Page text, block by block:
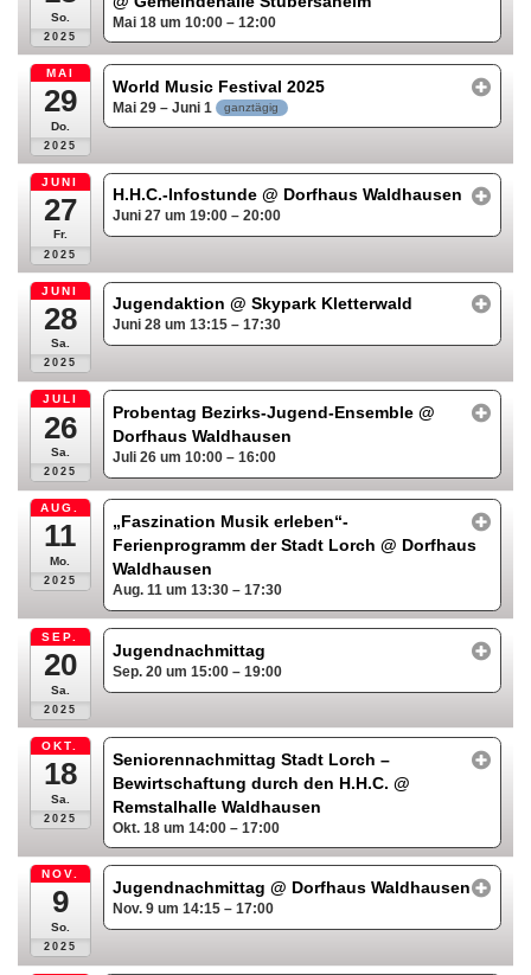
So.
2025
Mai 18 um 10:00 – 12:00
MAI
29
Do.
2025
World Music Festival 2025
Mai 29 – Juni 1 ganztägig
JUNI
27
Fr.
2025
H.H.C.-Infostunde@ Dorfhaus Waldhausen
Juni 27 um 19:00 – 20:00
JUNI
28
Sa.
2025
Jugendaktion@ Skypark Kletterwald
Juni 28 um 13:15 – 17:30
JULI
26
Sa.
2025
Probentag Bezirks-Jugend-Ensemble@
Dorfhaus Waldhausen
Juli 26 um 10:00 – 16:00
AUG.
11
Mo.
2025
„Faszination Musik erleben“-
Ferienprogramm der Stadt Lorch@ Dorfhaus
Waldhausen
Aug. 11 um 13:30 – 17:30
SEP.
20
Sa.
2025
Jugendnachmittag
Sep. 20 um 15:00 – 19:00
OKT.
18
Sa.
2025
Seniorennachmittag Stadt Lorch –
Bewirtschaftung durch den H.H.C.@
Remstalhalle Waldhausen
Okt. 18 um 14:00 – 17:00
NOV.
9
So.
2025
Jugendnachmittag@ Dorfhaus Waldhausen
Nov. 9 um 14:15 – 17:00